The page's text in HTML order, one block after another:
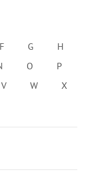
F G
H
O
P
V W
X